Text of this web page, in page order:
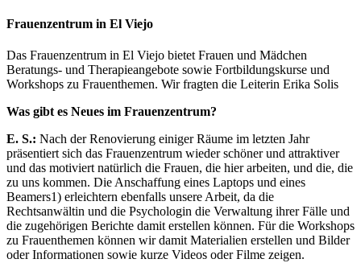
Frauenzentrum in El Viejo
Das Frauenzentrum in El Viejo bietet Frauen und Mädchen
Beratungs- und Therapieangebote sowie Fortbildungskurse und
Workshops zu Frauenthemen. Wir fragten die Leiterin Erika Solis
Was gibt es Neues im Frauenzentrum?
E. S.: Nach der Renovierung einiger Räume im letzten Jahr
präsentiert sich das Frauenzentrum wieder schöner und attraktiver
und das motiviert natürlich die Frauen, die hier arbeiten, und die, die
zu uns kommen. Die Anschaffung eines Laptops und eines
Beamers1) erleichtern ebenfalls unsere Arbeit, da die
Rechtsanwältin und die Psychologin die Verwaltung ihrer Fälle und
die zugehörigen Berichte damit erstellen können. Für die Workshops
zu Frauenthemen können wir damit Materialien erstellen und Bilder
oder Informationen sowie kurze Videos oder Filme zeigen.